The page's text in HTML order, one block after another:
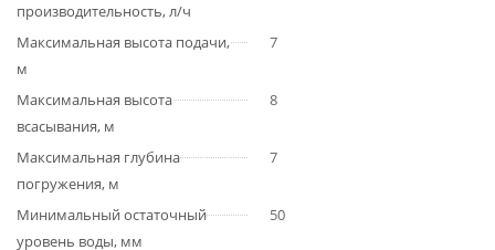
производительность, л/ч
Максимальная высота подачи,
м
7
Максимальная высота
всасывания, м
8
Максимальная глубина
погружения, м
7
Минимальный остаточный
уровень воды, мм
50